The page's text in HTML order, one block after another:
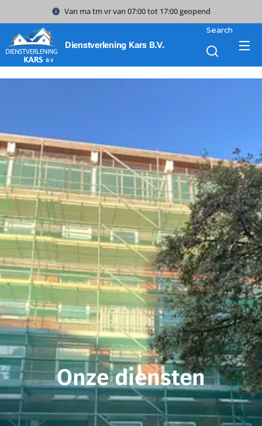
Van ma tm vr van 07:00 tot 17:00 geopend
Dienstverlening Kars B.V.
Search
Onze diensten